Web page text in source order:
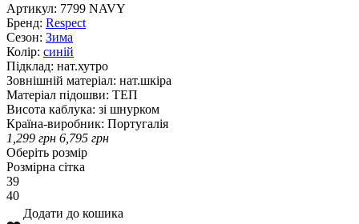
Артикул: 7799 NAVY
Бренд: Respect
Сезон: Зима
Колір: синій
Підклад: нат.хутро
Зовнішній матеріал: нат.шкіра
Матеріал підошви: ТЕП
Висота каблука: зі шнурком
Країна-виробник: Португалія
1,299 грн 6,795 грн
Оберіть розмір
Розмірна сітка
39
40
Додати до кошика